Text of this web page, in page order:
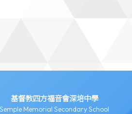
基督教四方福音會深培中學
Semple Memorial Secondary School